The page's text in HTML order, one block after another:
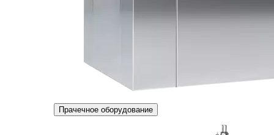
Прачечное оборудование